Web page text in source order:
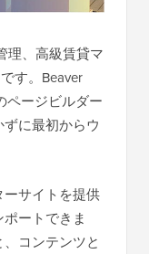
理、高級賃貸マ
す。Beaver
ページビルダー
に最初からウ
サイトを提供
ートできま
コンテンツと